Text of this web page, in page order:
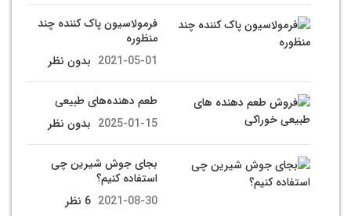
فرمولاسیون پاک کننده چند
منظوره
2021-05-01 بدون نظر
طعم دهنده‌های طبیعی
2025-01-15 بدون نظر
بجای جوش شیرین چی
استفاده کنیم؟
2021-08-30 6 نظر